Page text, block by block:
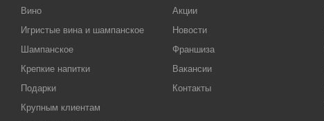
Вино
Игристые вина и шампанское
Шампанское
Крепкие напитки
Подарки
Крупным клиентам
Акции
Новости
Франшиза
Вакансии
Контакты